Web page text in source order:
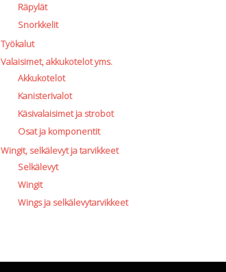
Räpylät
Snorkkelit
Työkalut
Valaisimet, akkukotelot yms.
Akkukotelot
Kanisterivalot
Käsivalaisimet ja strobot
Osat ja komponentit
Wingit, selkälevyt ja tarvikkeet
Selkälevyt
Wingit
Wings ja selkälevytarvikkeet